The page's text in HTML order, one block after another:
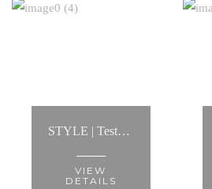
STYLE | Testemunho: “...ajudou-me a criar looks infinitos, mostrou-me a melhor maneira de usar cada tipo de roupa e fez com que conseguisse criar um estilo..."
VIEW
DETAILS